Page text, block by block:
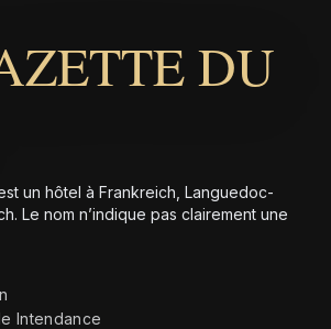
DU
un hôtel à Frankreich, Languedoc-
Le nom n’indique pas clairement une
Intendance